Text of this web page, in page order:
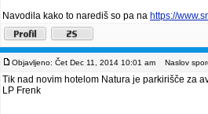
Navodila kako to narediš so pa na https://
Objavljeno: Čet Dec 11, 2014 10:01 am Naslov
Tik nad novim hotelom Natura je parkirišče za
LP Frenk